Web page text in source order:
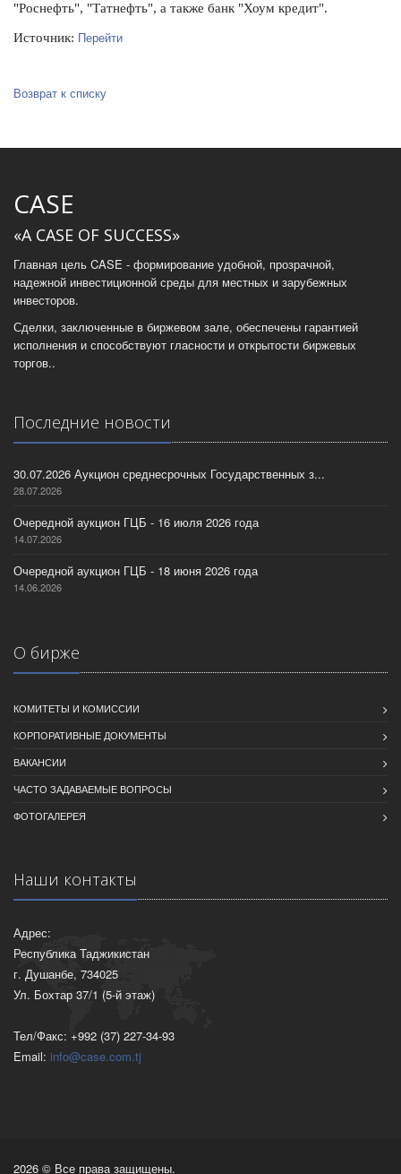
"Роснефть", "Татнефть", а также банк "Хоум кредит".
Источник: Перейти
Возврат к списку
CASE
«A CASE OF SUCCESS»
Главная цель CASE - формирование удобной, прозрачной,
надежной инвестиционной среды для местных и зарубежных
инвесторов.
Сделки, заключенные в биржевом зале, обеспечены гарантией
исполнения и способствуют гласности и открытости биржевых
торгов..
Последние новости
30.07.2026 Аукцион среднесрочных Государственных з...
28.07.2026
Очередной аукцион ГЦБ - 16 июля 2026 года
14.07.2026
Очередной аукцион ГЦБ - 18 июня 2026 года
14.06.2026
О бирже
КОМИТЕТЫ И КОМИССИИ
КОРПОРАТИВНЫЕ ДОКУМЕНТЫ
ВАКАНСИИ
ЧАСТО ЗАДАВАЕМЫЕ ВОПРОСЫ
ФОТОГАЛЕРЕЯ
Наши контакты
Адрес:
Республика Таджикистан
г. Душанбе, 734025
Ул. Бохтар 37/1 (5-й этаж)
Тел/Факс: +992 (37) 227-34-93
Email: info@case.com.tj
2026 © Все права защищены.